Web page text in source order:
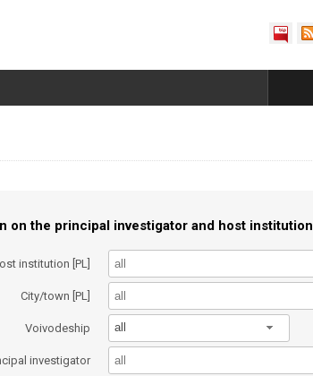
on the principal investigator and host institution
institution [PL]
City/town [PL]
Voivodeship all
investigator